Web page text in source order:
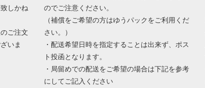
しかね
ご注文
いま
のでご注意ください。
（補償をご希望の方はゆうパックをご利用くだ
さい。）
・配送希望日時を指定することは出来ず、ポス
ト投函となります。
・局留めでの配送をご希望の場合は下記を参考
にしてご記入ください